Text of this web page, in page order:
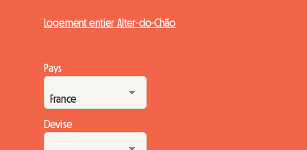
Logement entier Alter-do-Chão
Pays
Devise